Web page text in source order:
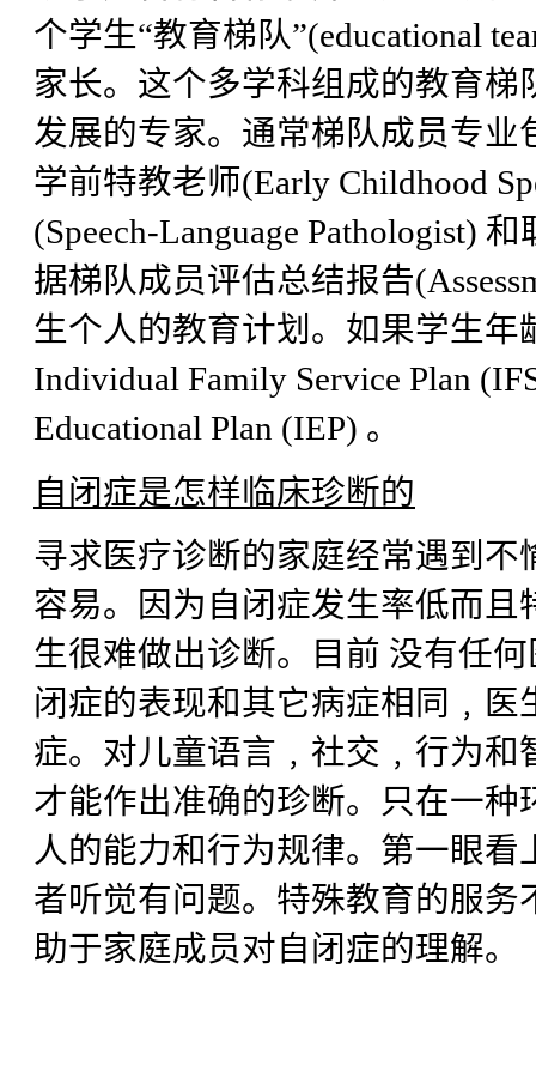
个学生“教育梯队”(educational
家长。这个多学科组成的教育
发展的专家。通常梯队成员专业
学前特教老师(Early Childhood
(Speech-Language Pathologist)
据梯队成员评估总结报告
生个人的教育计划。如果学生
Individual Family Service Plan
Educational Plan (IEP) 。
自闭症是怎样临床珍断的
寻求医疗诊断的家庭经常遇到
容易。因为自闭症发生率低而
生很难做出诊断。目前 没有任
闭症的表现和其它病症相同﹐
症。对儿童语言﹐社交﹐行为
才能作出准确的珍断。只在一
人的能力和行为规律。第一眼
者听觉有问题。特殊教育的服
助于家庭成员对自闭症的理解。